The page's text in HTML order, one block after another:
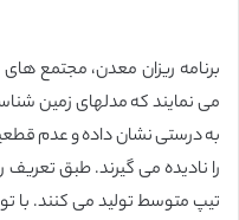
برنامه ریزان معدن، مجتمع های
می نمایند که مدلهای زمین
به درستی نشان داده و عدم
را نادیده می گیرند. طبق
تیپ متوسط تولید می کنند. با